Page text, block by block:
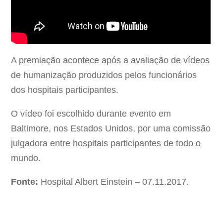
A premiação acontece após a avaliação de vídeos
de humanização produzidos pelos funcionários
dos hospitais participantes.
O vídeo foi escolhido durante evento em
Baltimore, nos Estados Unidos, por uma comissão
julgadora entre hospitais participantes de todo o
mundo.
Fonte: Hospital Albert Einstein – 07.11.2017.